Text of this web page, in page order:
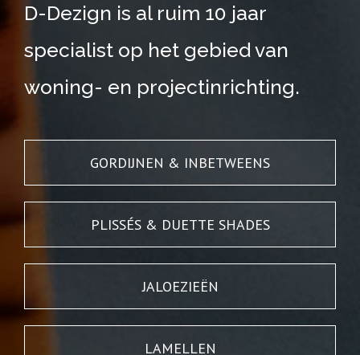
D-Dezign is al ruim 10 jaar
specialist op het gebied van
woning- en projectinrichting.
GORDIJNEN & INBETWEENS
PLISSÉS & DUETTE SHADES
JALOEZIEËN
LAMELLEN